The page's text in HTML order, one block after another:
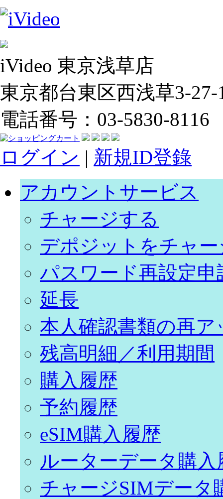
iVideo 東京浅草店
東京都台東区西浅草3-27-
電話番号：03-5830-8116
ログイン | 新規ID登錄
アカウントサービス
チャージする
デポジットをチャ
パスワード再設定申
延長
本人確認書類の再ア
残高明細／利用期間
購入履歴
予約履歴
eSIM購入履歴
ルーターデータ購入
チャージSIMデータ